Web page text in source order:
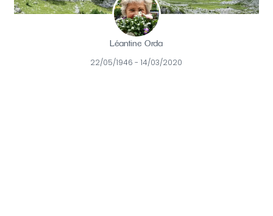
Léantine Orda
22/05/1946 - 14/03/2020